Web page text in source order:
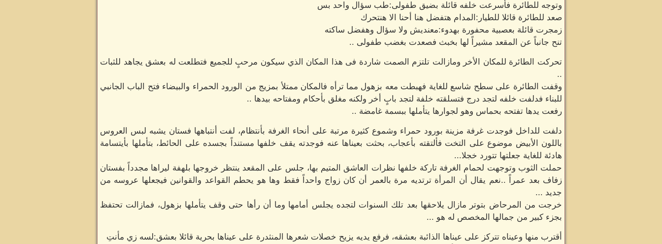
وتوجه للطائرة فأسرعت خلفه قائلة بضيق طفولى:طب سؤال واحد بس
صعد للطائرة قائلا للطيار:المدام هتفضل هنا أحنا الا هنتحرك
زمجرت قائلة بعصبية محفورة بهدوء:معنديش ولا سؤال وهفضل ساكته
تنح جانباً عن المقعد مشيراً لها بخبث فصعدت بغضب طفولى ..
تحركت الطائرة للمكان الأخر ومازالت تلتزم الصمت شاردة فى هذا المكان الذي سيكون مرحبٍ للجميع فتطلعت له بعشق يجاهد للثبات
..
وقفت الطائرة على سطح شاسع للغاية فهبطت معه بزهول مما ترأه فالمكان ممتلأ بمزيج من الورود الحمراء والبيضاء فتح الباب الجانبي
للبناء فدلفت خلفه لتجد درج فتسلقته خلفة لتجد بابٍ أخر ولكنه مغلق بأحكام ومفتاحه بيدها ..
رفعت يدها تفتحه بحماس وهو لجوارها يتأملها ببسمة غامضة ..
دلفت للداخل فوجدت غرفة مزينة بورود حمراء وشموع كثيرة مرتبة على أنحاء الغرفة بأنتظام، لفت أنتباهها فستان يشبه لبس العروس
باللون الأبيض موضوع على التخت فألتقته بأعجاب، بحثت بعيناها عنه فوجدته يقف خلفها مستنداً بجسده على الحائط، بتأملها بأيتسامة
هادئة للغاية جعلتها تتورد خجلا...
حملت الثوب وتوجهت لحمام الغرفة تاركة خلفها نظرات العاشق المتيم بها، جلس على المقعد ينتظر خروجها بلهفة ليراها مجدداً بفستان
زفاف بعد عمراً ..نعم يقال أن المرأة ترتديه مرة بالعمر أن كان زواج واحداً فقط وها هو يحطم القواعد والقوانين فيجعلها عروسه من
جديد ...
خرجت من المرحاض بتوتر مازال يلاحقها بعد تلك السنوات لتجده يجلس أمامها وما أن رأها حتى وقف يتأملها بزهول، فمازالت تحتفظ
بجزء كبير من جمالها المخصص له هو ...
أقترب منها وعيناه تتركز على عيناها الذائبة بعشقه، فرفع يديه يزيح خصلات شعرها المنثدرة على عيناها بحرية قائلا بعشق:لسه زي مأنتِ